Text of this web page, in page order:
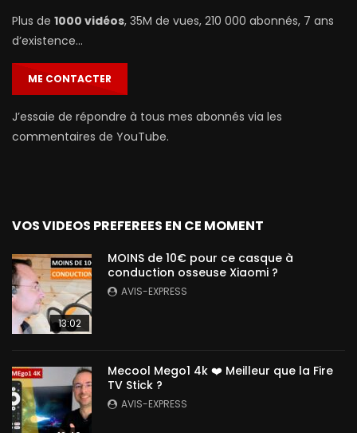
Plus de 1000 vidéos, 35M de vues, 210 000 abonnés, 7 ans
d’existence…
ME CONTACTER
J’essaie de répondre à tous mes abonnés via les
commentaires de YouTube.
VOS VIDEOS PREFEREES EN CE MOMENT
13:02
MOINS de 10€ pour ce casque à
conduction osseuse Xiaomi ?
AVIS-EXPRESS
Mecool Mego1 4k ❤️ Meilleur que la Fire
TV Stick ?
AVIS-EXPRESS